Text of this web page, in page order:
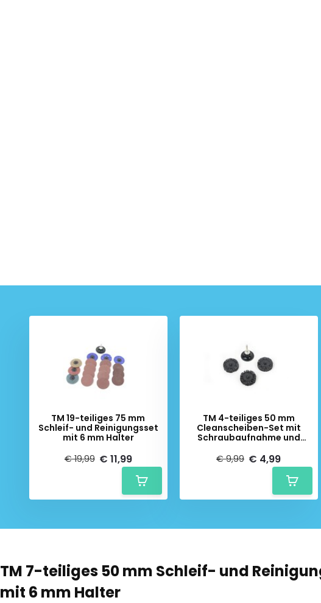
TM 19-teiliges 75 mm
Schleif- und Reinigungsset
mit 6 mm Halter
€ 19,99 € 11,99
TM 4-teiliges 50 mm
Cleanscheiben-Set mit
Schraubaufnahme und
€ 9,99 € 4,99
TM 7-teiliges 50 mm Schleif- und
mit 6 mm Halter